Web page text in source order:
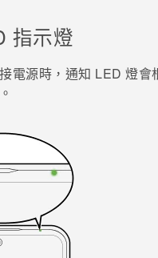
指示燈
電源時，通知 LED 燈會